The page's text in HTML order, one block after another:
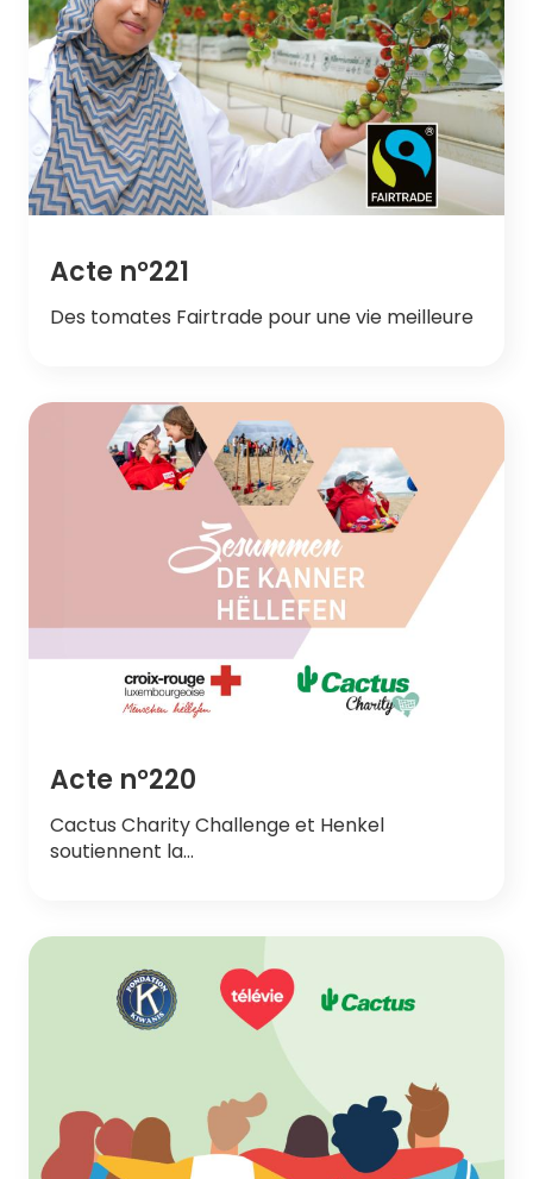
Acte n°221
Des tomates Fairtrade pour une vie meilleure
Acte n°220
Cactus Charity Challenge et Henkel
soutiennent la…